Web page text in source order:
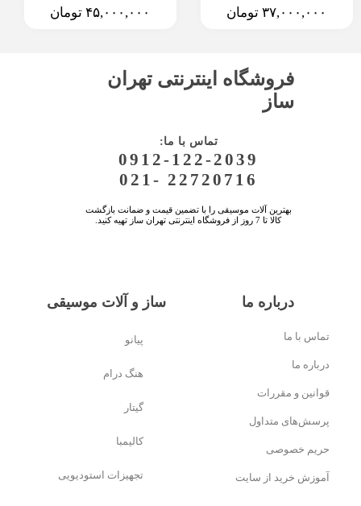
۳۷,۰۰۰,۰۰۰ تومان ۴۵,۰۰۰,۰۰۰ تومان
فروشگاه اینترنتی تهران
ساز
:تماس با ما
0912-122-2039
021- 22720716
بهترین آلات موسیقی را با تضمین قیمت و ضمانت بازگشت
کالا تا 7 روز از فروشگاه اینترنتی تهران ساز تهیه کنید.
تماس با ما
درباره ما
قوانین و مقررات
پرسش‌های متداول
حریم خصوصی
آموزش خرید از سایت
درباره ما ساز و آلات موسیقی
پیانو
هنگ درام
گیتار
کالیمبا
تجهیزات استودیویی